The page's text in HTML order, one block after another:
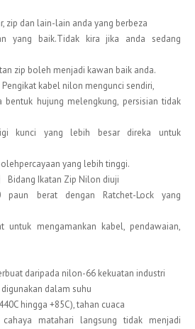
zip dan lain-lain anda yang berbeza
yang baik.Tidak kira jika anda sedang
zip boleh menjadi kawan baik anda.
kabel nilon mengunci sendiri,
bentuk hujung melengkung, persisian tidak
kunci yang lebih besar direka untuk
yang lebih tinggi.
Bidang Ikatan Zip Nilon diuji
paun berat dengan Ratchet-Lock yang
mengamankan kabel, pendawaian,
daripada nilon-66 kekuatan industri
dalam suhu
hingga +85C), tahan cuaca
matahari langsung tidak menjadi